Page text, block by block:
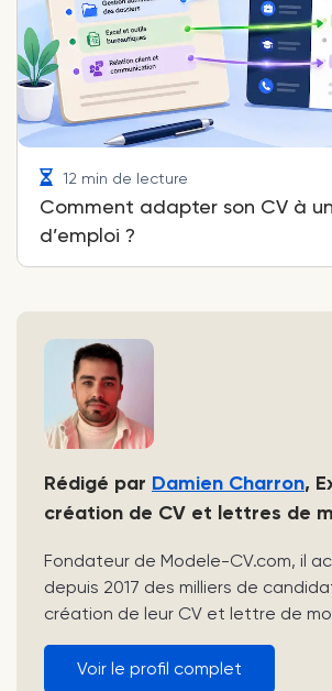
12 min de lecture
Comment adapter son CV à
d’emploi ?
Rédigé par Damien Charron,
création de CV et lettres de
Fondateur de Modele-CV.com, il
depuis 2017 des milliers de
création de leur CV et lettre de
Voir le profil complet